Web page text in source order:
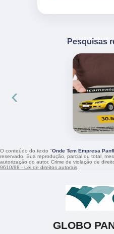
Pesquisas
‹
O conteúdo do texto "Onde Tem Empresa
reservado. Sua reprodução, parcial ou total,
autorização do autor. Crime de violação de
9610/98 - Lei de direitos autorais
GLOBO